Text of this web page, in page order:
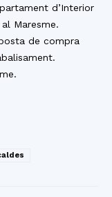
d’Interior
Maresme.
de compra